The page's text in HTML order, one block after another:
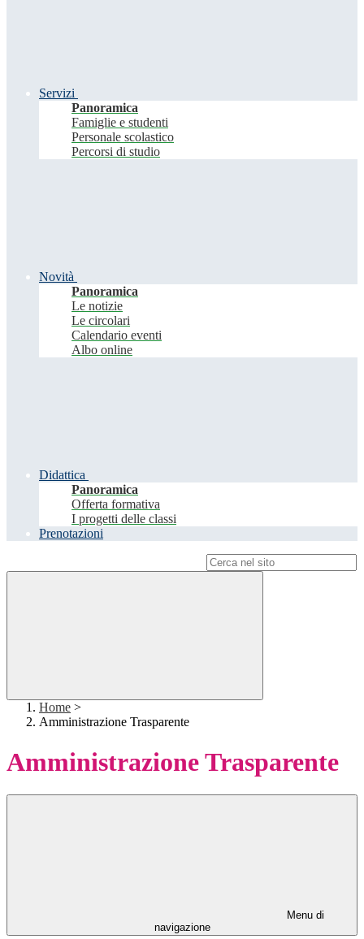
Servizi
Panoramica
Famiglie e studenti
Personale scolastico
Percorsi di studio
Novità
Panoramica
Le notizie
Le circolari
Calendario eventi
Albo online
Didattica
Panoramica
Offerta formativa
I progetti delle classi
Prenotazioni
Home >
Amministrazione Trasparente
Amministrazione Trasparente
Menu di
navigazione